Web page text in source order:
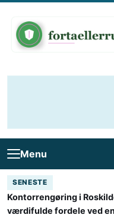
Menu
SENESTE
Kontorrengøring i
værdifulde fordele ved